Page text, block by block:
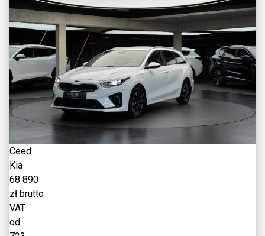
Ceed
Kia
68 890
zł brutto
VAT
od